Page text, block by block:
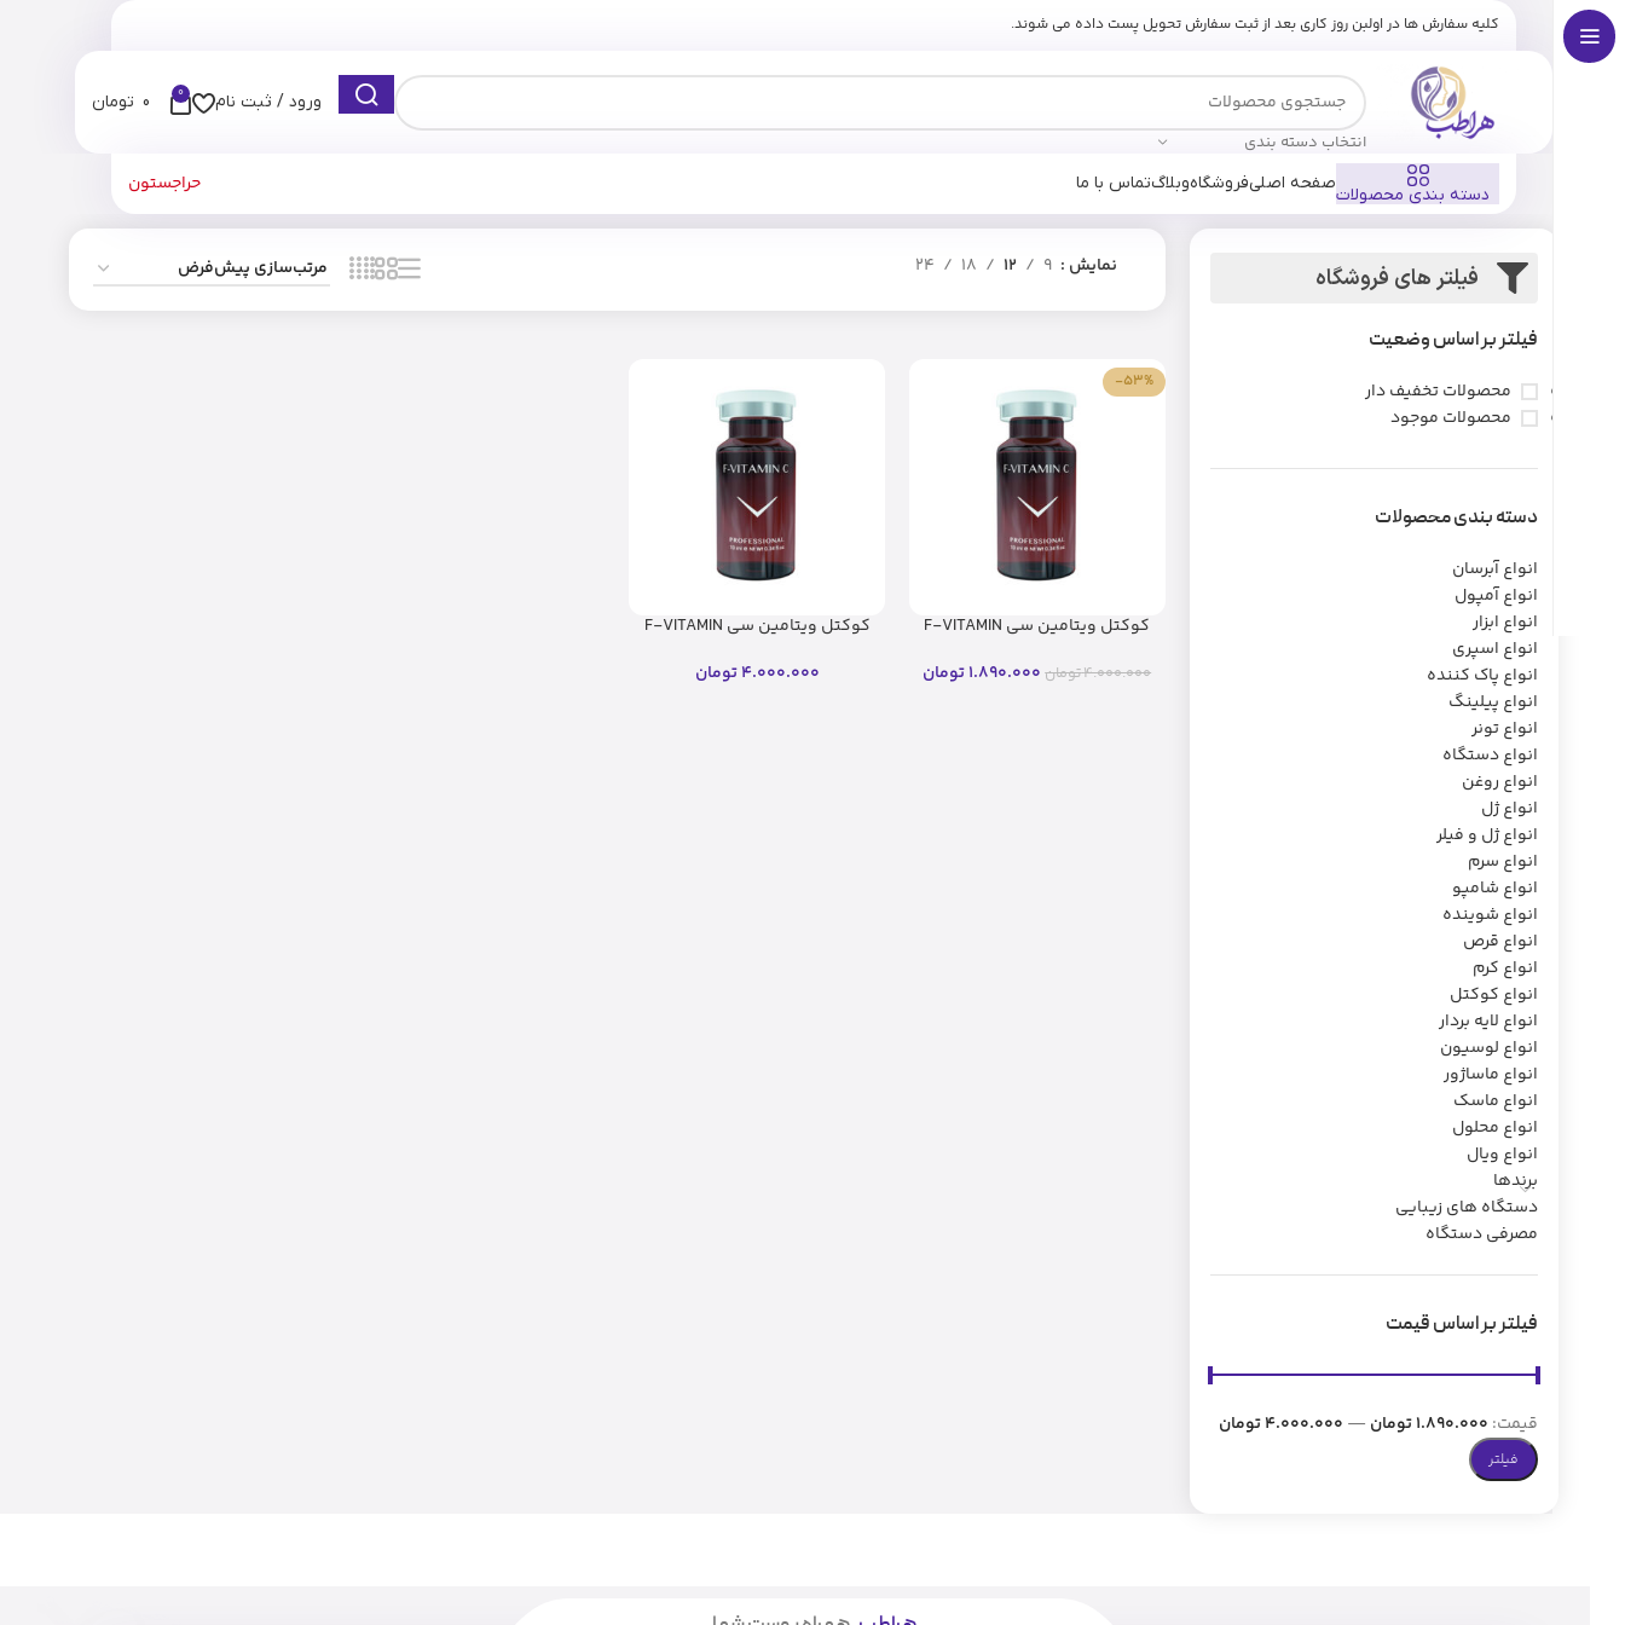
کلیه سفارش ها در اولبن روز کاری بعد از ثبت سفارش تحویل پست داده می شوند.
انتخاب دسته بندی
ورود / ثبت نام 0
0 تومان
دسته بندی محصولات
صفحه اصلیفروشگاهوبلاگتماس با ما حراجستون
فیلتر های فروشگاه
فیلتر بر اساس وضعیت
محصولات تخفیف دار
محصولات موجود
دسته بندی محصولات
انواع آبرسان
انواع آمپول
انواع ابزار
انواع اسپری
انواع پاک کننده
انواع پیلینگ
انواع تونر
انواع دستگاه
انواع روغن
انواع ژل
انواع ژل و فیلر
انواع سرم
انواع شامپو
انواع شوینده
انواع قرص
انواع کرم
انواع کوکتل
انواع لایه بردار
انواع لوسیون
انواع ماساژور
انواع ماسک
انواع محلول
انواع ویال
برندها
دستگاه های زیبایی
مصرفی دستگاه
فیلتر بر اساس قیمت
فیلتر
قیمت: 1.890.000 تومان — 4.000.000 تومان
نمایش 9
12
18
24
-53%
کوکتل ویتامین سی F-VITAMIN
4.000.000تومان 1.890.000تومان
کوکتل ویتامین سی F-VITAMIN
4.000.000 تومان